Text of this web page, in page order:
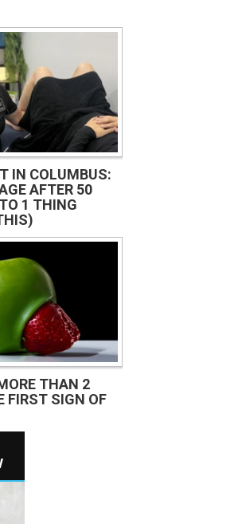
IN COLUMBUS:
AFTER 50
1 THING
THAN 2
FIRST SIGN OF